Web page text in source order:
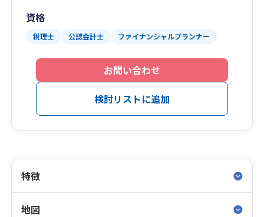
資格
税理士 公認会計士 ファイナンシャルプランナー
お問い合わせ
検討リストに追加
特徴
地図